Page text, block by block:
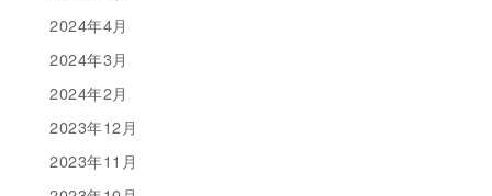
2024年4月
2024年3月
2024年2月
2023年12月
2023年11月